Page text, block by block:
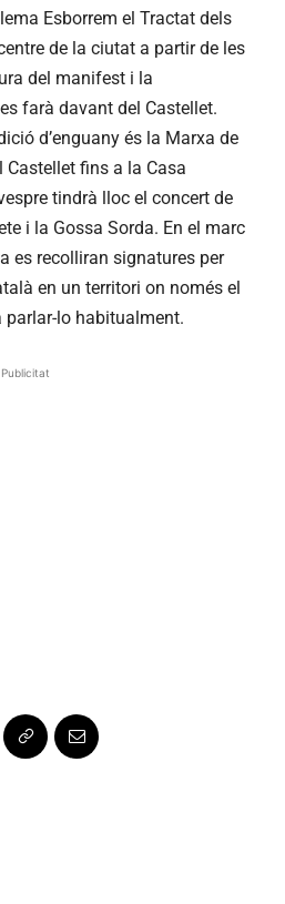
Esborrem el Tractat dels
de la ciutat a partir de les
del manifest i la
farà davant del Castellet.
d’enguany és la Marxa de
Castellet fins a la Casa
tindrà lloc el concert de
i la Gossa Sorda. En el marc
es recolliran signatures per
en un territori on només el
parlar-lo habitualment.
Publicitat